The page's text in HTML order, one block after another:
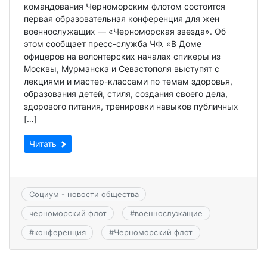
командования Черноморским флотом состоится
первая образовательная конференция для жен
военнослужащих — «Черноморская звезда». Об
этом сообщает пресс-служба ЧФ. «В Доме
офицеров на волонтерских началах спикеры из
Москвы, Мурманска и Севастополя выступят с
лекциями и мастер-классами по темам здоровья,
образования детей, стиля, создания своего дела,
здорового питания, тренировки навыков публичных
[…]
Читать
Социум - новости общества
черноморский флот #военнослужащие
#конференция #Черноморский флот